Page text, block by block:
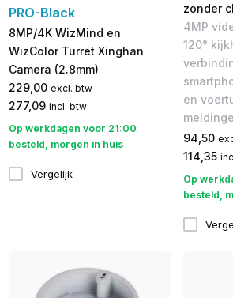
PRO-Black
8MP/4K WizMind en
WizColor Turret Xinghan
Camera (2.8mm)
229,00 excl. btw
277,09 incl. btw
Op werkdagen voor 21:00
besteld, morgen in huis
Vergelijk
zonder
4MP
120°
en
94,50
114,35
Op
besteld,